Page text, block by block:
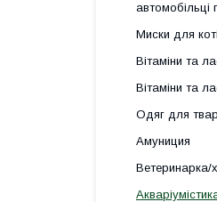
автомобільці
Миски для
Вітаміни та
Вітаміни та
Одяг для
Амуниция
Ветеринарка/